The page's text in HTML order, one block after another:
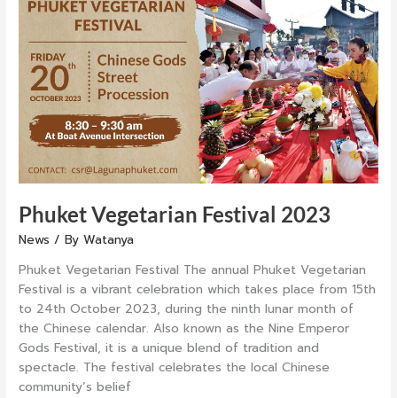
Phuket Vegetarian Festival 2023
News / ByWatanya
Phuket Vegetarian Festival The annual Phuket Vegetarian
Festival is a vibrant celebration which takes place from 15th
to 24th October 2023, during the ninth lunar month of
the Chinese calendar. Also known as the Nine Emperor
Gods Festival, it is a unique blend of tradition and
spectacle. The festival celebrates the local Chinese
community’s belief
2023